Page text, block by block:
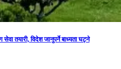
सेवा तयारी, विदेश जानुपर्ने बाध्यता घट्ने